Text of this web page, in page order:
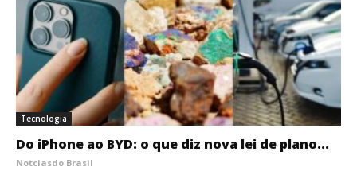
Tecnologia
Do iPhone ao BYD: o que diz nova lei de plano...
Notciasdo Brasil